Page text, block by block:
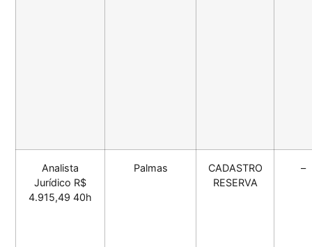
Analista
Jurídico R$
4.915,49 40h
Palmas
CADASTRO
RESERVA
–